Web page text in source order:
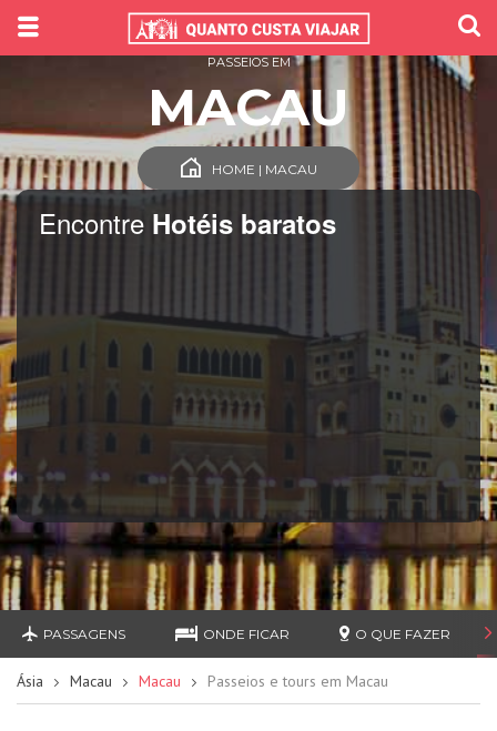
Encontre Hotéis baratos
PASSEIOS EM
MACAU
HOME | MACAU
PASSAGENS ONDE FICAR O QUE FAZER
Ásia Macau Macau Passeios e tours em Macau